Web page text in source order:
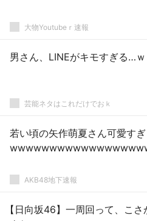
大物Youtubeｒ速報
男さん、LINEがキモすぎる…ｗ
芸能ネタはこれだけでおｋ
若い頃の矢作萌夏さん可愛すぎ
AKB48地下速報
【日向坂46】一周回って、こさ